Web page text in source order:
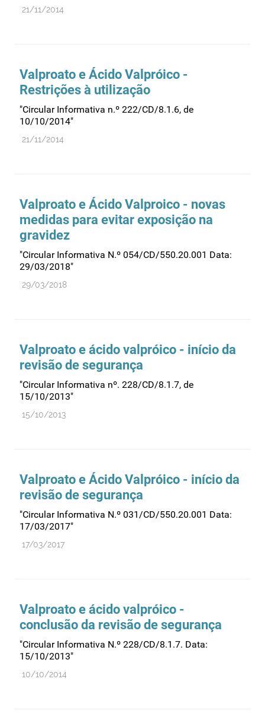
Importação
Inspeção
Investigação
Legislação
Licenciamentos
Locais de venda
Medicamentos genéricos
Medicamentos homeopáticos
Medicinas alternativas
Nanotecnologia
Planeamento
Produtos de saúde
Produtos fronteira
Publicidade
Qualidade e normalização
Registo
Regulamentação
Relações internacionais
Utilização
Vigilância de dispositivos médicos
21/11/2014
Valproato e Ácido Valpróico -
Restrições à utilização
"Circular Informativa n.º 222/CD/8.1.6, de
10/10/2014"
21/11/2014
Valproato e Ácido Valproico - novas
medidas para evitar exposição na
gravidez
"Circular Informativa N.º 054/CD/550.20.001 Data:
29/03/2018"
29/03/2018
Valproato e ácido valpróico - início da
revisão de segurança
"Circular Informativa nº. 228/CD/8.1.7, de
15/10/2013"
15/10/2013
Valproato e Ácido Valpróico - início da
revisão de segurança
"Circular Informativa N.º 031/CD/550.20.001 Data:
17/03/2017"
17/03/2017
Valproato e ácido valpróico -
conclusão da revisão de segurança
"Circular Informativa N.º 228/CD/8.1.7. Data:
15/10/2013"
10/10/2014